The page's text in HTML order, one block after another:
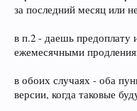
за последний месяц или
в п.2 - даешь предоплату
ежемесячными
в обоих случаях - оба
версии, когда таковые